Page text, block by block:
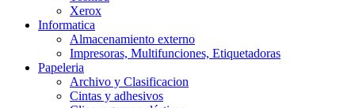
Xerox
Informatica
Almacenamiento externo
Impresoras, Multifunciones, Etiquetadoras
Papeleria
Archivo y Clasificacion
Cintas y adhesivos